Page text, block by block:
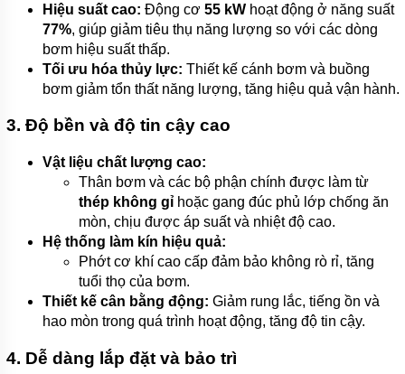
TUABIN
TẦNG
CÁNH
HỒ
BƠI
MÁY
MÁY
NGHIỆP
THỔI
KHÍ
Hiệu suất cao: Động cơ 55 kW hoạt động ở năng suất
77%, giúp giảm tiêu thụ năng lượng so với các dòng
bơm hiệu suất thấp.
Tối ưu hóa thủy lực: Thiết kế cánh bơm và buồng
bơm giảm tổn thất năng lượng, tăng hiệu quả vận hành.
3. Độ bền và độ tin cậy cao
Vật liệu chất lượng cao:
Thân bơm và các bộ phận chính được làm từ
thép không gỉ hoặc gang đúc phủ lớp chống ăn
mòn, chịu được áp suất và nhiệt độ cao.
Hệ thống làm kín hiệu quả:
Phớt cơ khí cao cấp đảm bảo không rò rỉ, tăng
tuổi thọ của bơm.
Thiết kế cân bằng động: Giảm rung lắc, tiếng ồn và
hao mòn trong quá trình hoạt động, tăng độ tin cậy.
4. Dễ dàng lắp đặt và bảo trì